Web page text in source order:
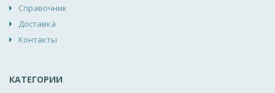
Справочник
Доставка
Контакты
КАТЕГОРИИ